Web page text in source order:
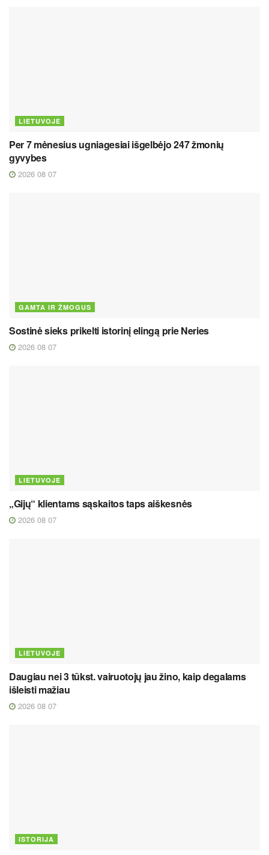
LIETUVOJE
Per 7 mėnesius ugniagesiai išgelbėjo 247 žmonių
gyvybes
2026 08 07
GAMTA IR ŽMOGUS
Sostinė sieks prikelti istorinį elingą prie Neries
2026 08 07
LIETUVOJE
„Gijų“ klientams sąskaitos taps aiškesnės
2026 08 07
LIETUVOJE
Daugiau nei 3 tūkst. vairuotojų jau žino, kaip degalams
išleisti mažiau
2026 08 07
ISTORIJA